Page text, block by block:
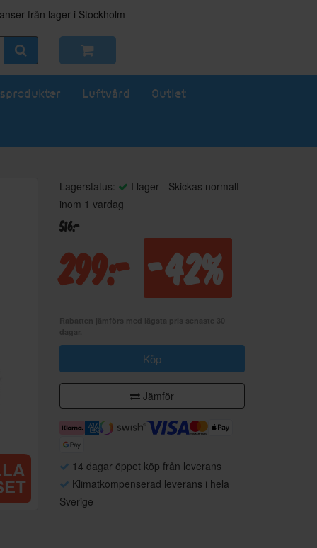
från lager i Stockholm
Luftvård Outlet
Lagerstatus:
I lager - Skickas normalt
inom 1 vardag
516:-
299:- -42%
Köp
Jämför
14 dagar öppet köp från leverans
Klimatkompenserad leverans i hela
Sverige